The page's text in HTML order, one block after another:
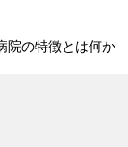
院の特徴とは何か